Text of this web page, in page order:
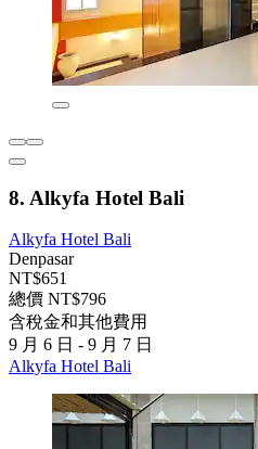
8. Alkyfa Hotel Bali
Alkyfa Hotel Bali
Denpasar
NT$651
總價 NT$796
含稅金和其他費用
9 月 6 日 - 9 月 7 日
Alkyfa Hotel Bali